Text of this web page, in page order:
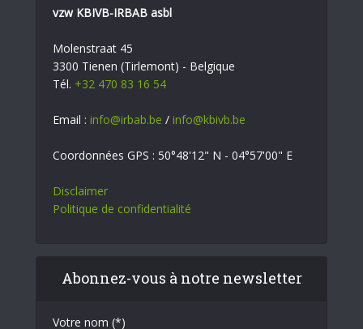
vzw KBIVB-IRBAB asbl
Molenstraat 45
3300 Tienen (Tirlemont) - Belgique
Tél. +32 470 83 16 54
Email : info@irbab.be / info@kbivb.be
Coordonnées GPS : 50°48'12" N - 04°57'00" E
Disclaimer
Politique de confidentialité
Abonnez-vous à notre newsletter
Votre nom (*)